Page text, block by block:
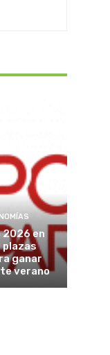
2026 en
plazas
ganar
verano